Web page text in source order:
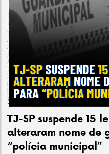
TJ-SP suspende 15
alteraram nome de
“polícia municipal”